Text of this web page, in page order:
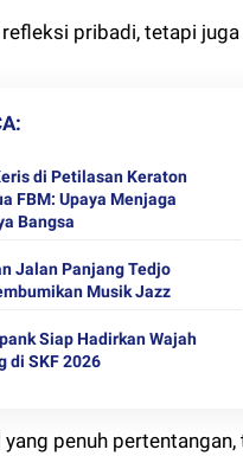
pribadi, tetapi
di Petilasan Keraton
FBM: Upaya Menjaga
Bangsa
Jalan Panjang Tedjo
Musik Jazz
Siap Hadirkan Wajah
di SKF 2026
penuh